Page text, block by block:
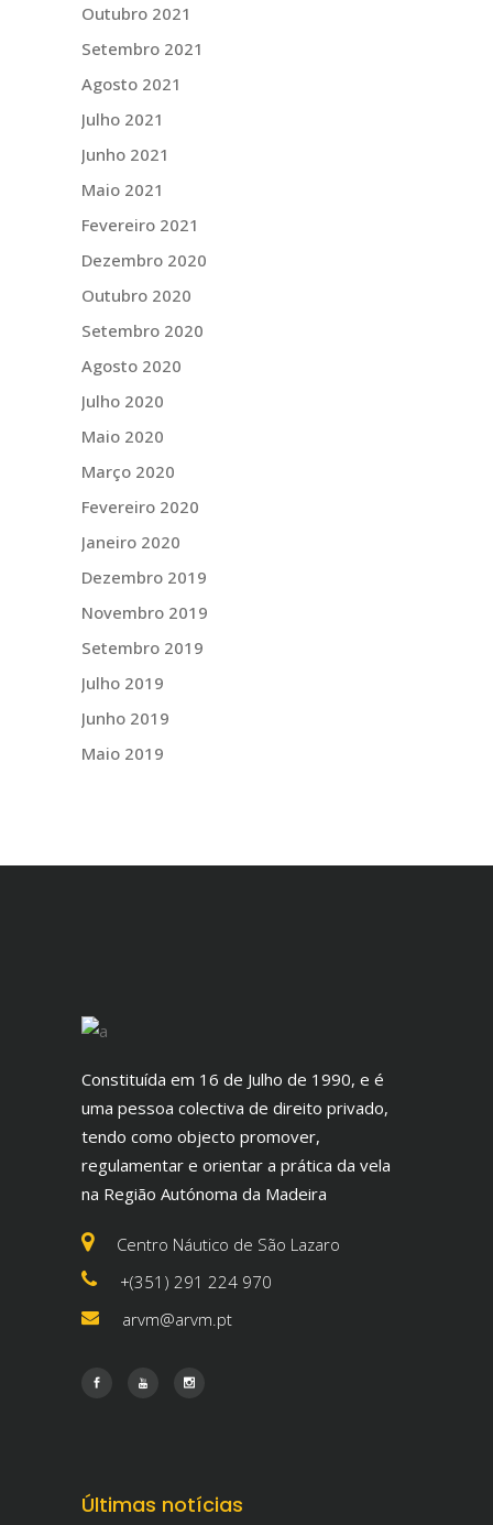
Outubro 2021
Setembro 2021
Agosto 2021
Julho 2021
Junho 2021
Maio 2021
Fevereiro 2021
Dezembro 2020
Outubro 2020
Setembro 2020
Agosto 2020
Julho 2020
Maio 2020
Março 2020
Fevereiro 2020
Janeiro 2020
Dezembro 2019
Novembro 2019
Setembro 2019
Julho 2019
Junho 2019
Maio 2019
Constituída em 16 de Julho de 1990, e é
uma pessoa colectiva de direito privado,
tendo como objecto promover,
regulamentar e orientar a prática da vela
na Região Autónoma da Madeira
Centro Náutico de São Lazaro
+(351) 291 224 970
arvm@arvm.pt
Últimas notícias